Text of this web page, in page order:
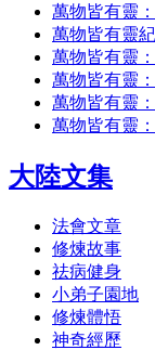
萬物皆有靈
萬物皆有靈
萬物皆有靈
萬物皆有靈
萬物皆有靈
萬物皆有靈
大陸文集
法會文章
修煉故事
祛病健身
小弟子園地
修煉體悟
神奇經歷